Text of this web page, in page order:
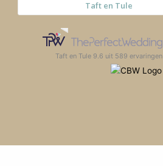
Taft en Tule 9.6 uit 589 ervaringen